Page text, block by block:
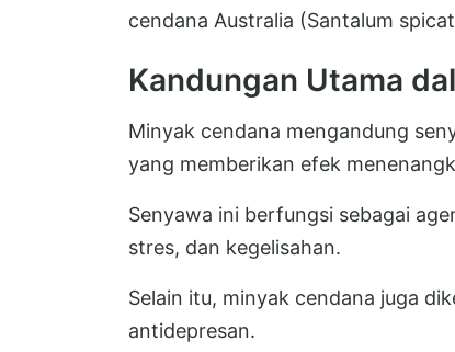
cendana Australia (Santalum
Kandungan Utama
Minyak cendana mengandung
yang memberikan efek
Senyawa ini berfungsi sebagai
stres, dan kegelisahan.
Selain itu, minyak cendana juga
antidepresan.